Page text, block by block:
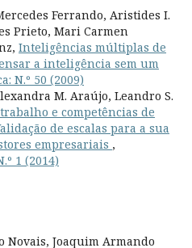
Ferrando, Aristides I.
Prieto, Mari Carmen
Inteligências múltiplas de
a inteligência sem um
N.º 50 (2009)
M. Araújo, Leandro S.
e competências de
de escalas para a sua
empresariais ,
1 (2014)
Joaquim Armando